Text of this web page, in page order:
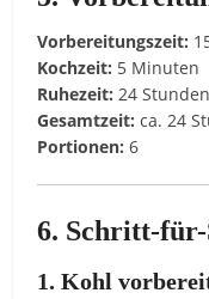
Vorbereitungszeit:
Kochzeit: 5 Minuten
Ruhezeit: 24Stunden
Gesamtzeit: ca.24
Portionen: 6
6. Schritt-für-
1.Kohl